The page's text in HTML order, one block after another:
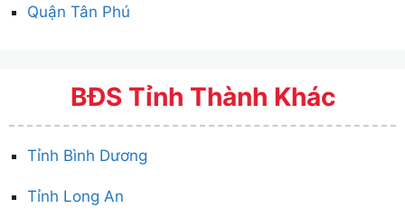
Quận Tân Phú
BĐS Tỉnh Thành Khác
Tỉnh Bình Dương
Tỉnh Long An